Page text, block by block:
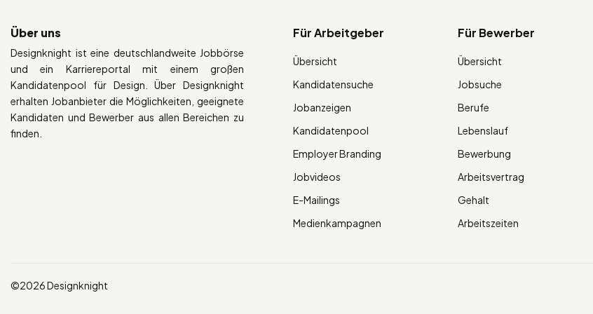
Über uns
Designknight ist eine deutschlandweite Jobbörse
und ein Karriereportal mit einem großen
Kandidatenpool für Design. Über Designknight
erhalten Jobanbieter die Möglichkeiten, geeignete
Kandidaten und Bewerber aus allen Bereichen zu
finden.
Für Arbeitgeber
Übersicht
Kandidatensuche
Jobanzeigen
Kandidatenpool
Employer Branding
Jobvideos
E-Mailings
Medienkampagnen
Für Bewerber
Übersicht
Jobsuche
Berufe
Lebenslauf
Bewerbung
Arbeitsvertrag
Gehalt
Arbeitszeiten
©2026 Designknight